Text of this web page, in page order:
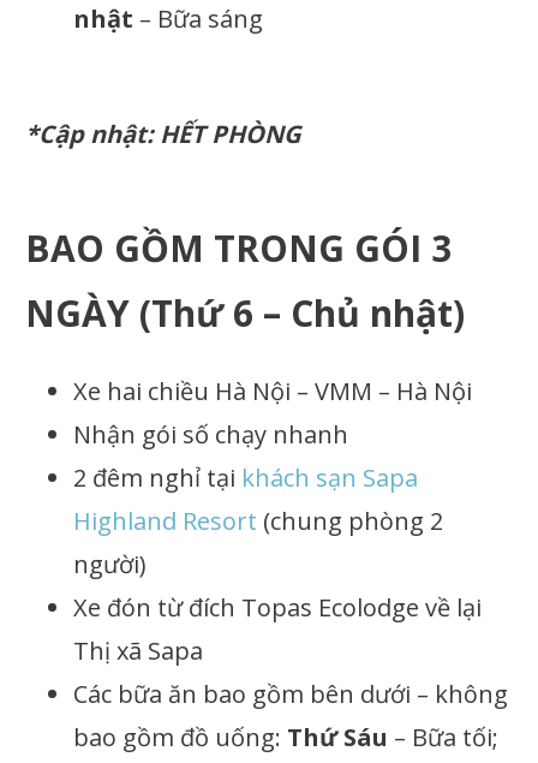
nhật – Bữa sáng
*Cập nhật: HẾT PHÒNG
BAO GỒM TRONG GÓI 3
NGÀY (Thứ 6 – Chủ nhật)
Xe hai chiều Hà Nội – VMM – Hà Nội
Nhận gói số chạy nhanh
2 đêm nghỉ tại khách sạn Sapa
Highland Resort (chung phòng 2
người)
Xe đón từ đích Topas Ecolodge về lại
Thị xã Sapa
Các bữa ăn bao gồm bên dưới – không
bao gồm đồ uống: Thứ Sáu – Bữa tối;